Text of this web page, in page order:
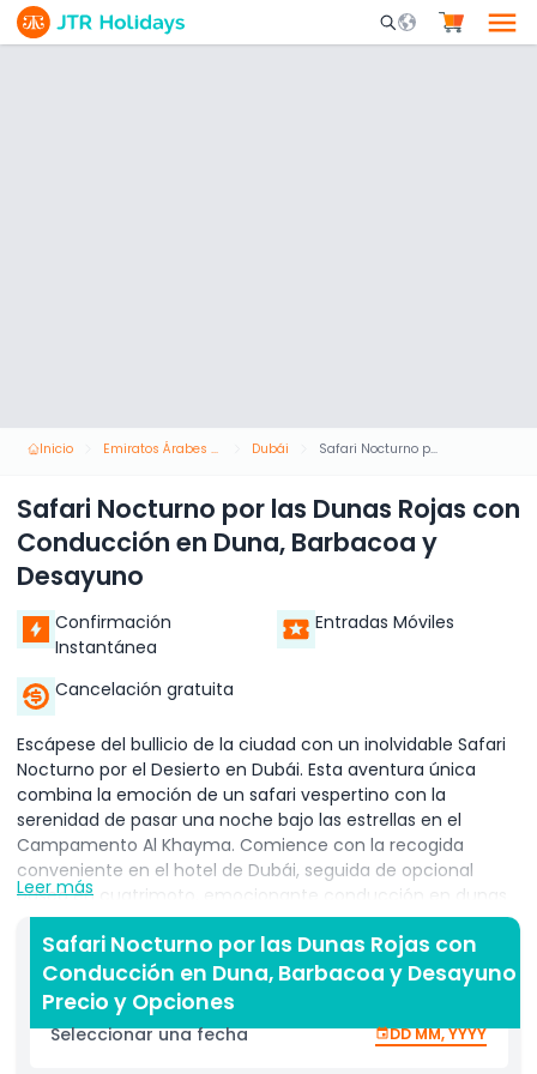
Mobile Search
Inicio Emiratos Árabes Unidos Dubái Safari Nocturno por las Dunas Rojas con Conducción en Duna, Barbacoa y Desayuno
Safari Nocturno por las Dunas Rojas con
Conducción en Duna, Barbacoa y
Desayuno
Confirmación
Instantánea
Entradas Móviles
Cancelación gratuita
Escápese del bullicio de la ciudad con un inolvidable Safari
Nocturno por el Desierto en Dubái. Esta aventura única
combina la emoción de un safari vespertino con la
serenidad de pasar una noche bajo las estrellas en el
Campamento Al Khayma. Comience con la recogida
conveniente en el hotel de Dubái, seguida de opcional
paseo en cuatrimoto, emocionante conducción en dunas
y sandboarding en dunas doradas. En el Campamento Al
Khayma, disfrute de una cálida bienvenida emiratí con
café árabe, dátiles y dulces. Embárquese en un tranquilo
paseo en camello durante el atardecer y explore
actividades culturales beduinas como pintura de henna,
shisha y vestimenta tradicional árabe. Capture fotos
Leer más
Safari Nocturno por las Dunas Rojas con
Conducción en Duna, Barbacoa y Desayuno
Precio y Opciones
Seleccionar una fecha DD MM, YYYY